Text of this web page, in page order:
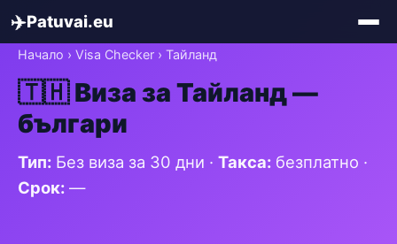
✈️Patuvai.eu
Начало › Visa Checker › Тайланд
🇹🇭 Виза за Тайланд —
българи
Тип: Без виза за 30 дни · Такса: безплатно ·
Срок: —